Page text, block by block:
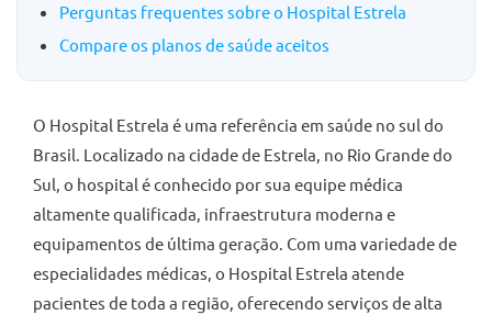
Perguntas frequentes sobre o Hospital Estrela
Compare os planos de saúde aceitos
O Hospital Estrela é uma referência em saúde no sul do
Brasil. Localizado na cidade de Estrela, no Rio Grande do
Sul, o hospital é conhecido por sua equipe médica
altamente qualificada, infraestrutura moderna e
equipamentos de última geração. Com uma variedade de
especialidades médicas, o Hospital Estrela atende
pacientes de toda a região, oferecendo serviços de alta